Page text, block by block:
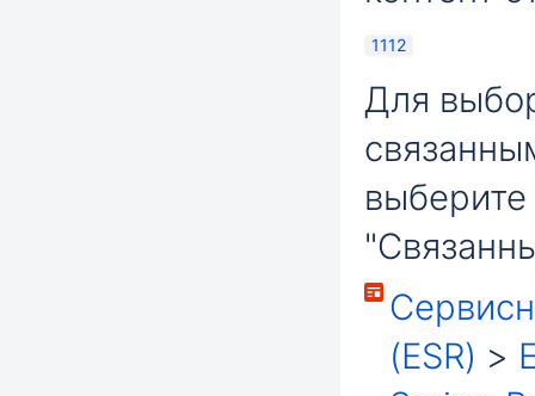
1112
Для
(ESR) >